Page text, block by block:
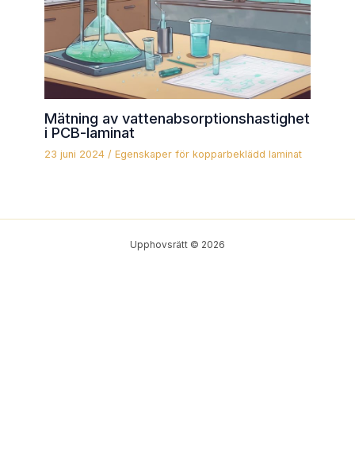
Mätning av vattenabsorptionshastighet
i PCB-laminat
23 juni 2024/Egenskaper för kopparbeklädd laminat
Upphovsrätt © 2026